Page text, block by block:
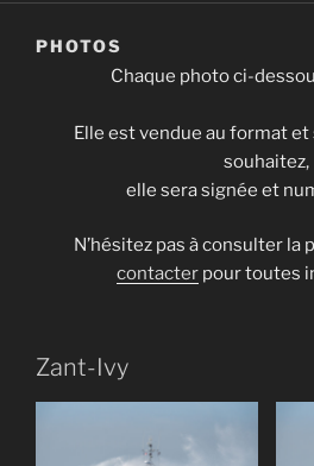
PHOTOS
Chaque photo ci-
Elle est vendue au format
souhaitez,
elle sera signée et
N’hésitez pas à consulter la
contacterpour toutes
Zant-Ivy